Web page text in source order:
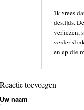
'Ik vrees
destijds.
verliezen,
verder
en op die
Reactie toevoegen
Uw naam